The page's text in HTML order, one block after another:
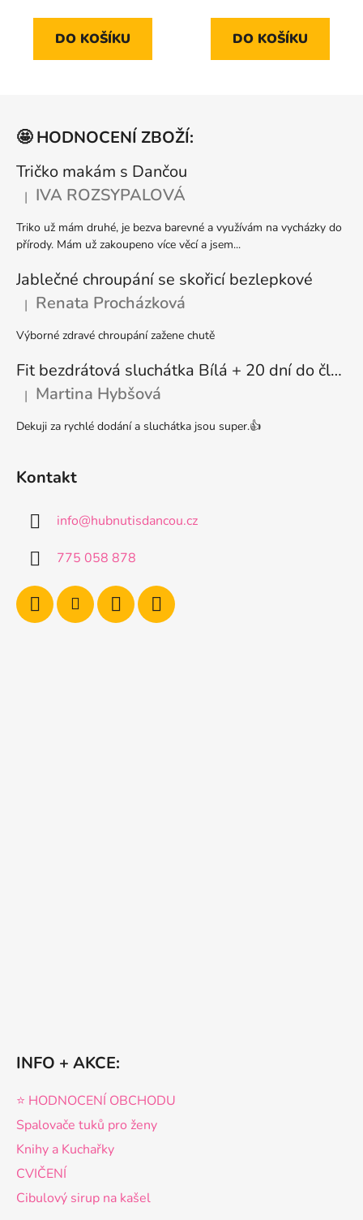
DO KOŠÍKU
5,0
z
DO KOŠÍKU
🤩 HODNOCENÍ ZBOŽÍ:
Tričko makám s Dančou
Hodnocení produktu je 5 z 5 hvězdiček.
| IVA ROZSYPALOVÁ
Triko už mám druhé, je bezva barevné a využívám na vycházky do
přírody. Mám už zakoupeno více věcí a jsem...
Jablečné chroupání se skořicí bezlepkové
Hodnocení produktu je 5 z 5 hvězdiček.
| Renata Procházková
Výborné zdravé chroupání zažene chutě
Fit bezdrátová sluchátka Bílá + 20 dní do členství + seznam písniček i audioknih
Hodnocení produktu je 5 z 5 hvězdiček.
| Martina Hybšová
Dekuji za rychlé dodání a sluchátka jsou super.👍
Kontakt
info@hubnutisdancou.cz
775 058 878
INFO + AKCE:
⭐️ HODNOCENÍ OBCHODU
Spalovače tuků pro ženy
Knihy a Kuchařky
CVIČENÍ
Cibulový sirup na kašel